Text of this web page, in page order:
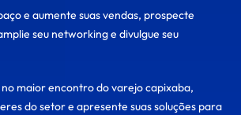
e aumente suas vendas, prospecte
seu networking e divulgue seu
maior encontro do varejo capixaba,
do setor e apresente suas soluções para